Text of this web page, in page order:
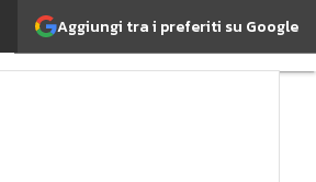
Aggiungi tra i preferiti su Google